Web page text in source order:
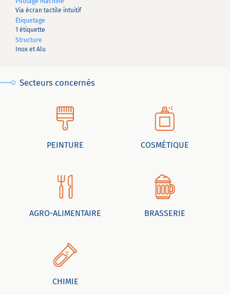
Via écran tactile intuitif
Étiquetage
1 étiquette
Structure
Inox et Alu
Secteurs concernés
PEINTURE COSMÉTIQUE
AGRO-ALIMENTAIRE BRASSERIE
CHIMIE